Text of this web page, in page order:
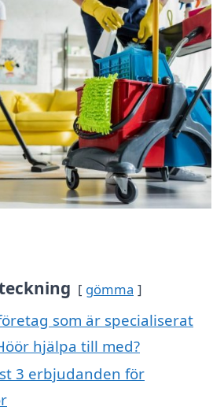
gömma
som är specialiserat
hjälpa till med?
3 erbjudanden för